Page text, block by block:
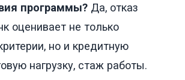
программы? Да, отказ
оценивает не только
но и кредитную
нагрузку, стаж работы.